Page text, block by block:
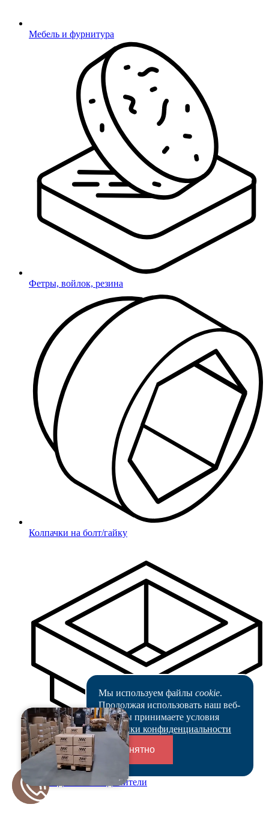
Мебель и фурнитура
Фетры, войлок, резина
Колпачки на болт/гайку
Переходники и соединители
Мы используем файлы cookie.
Продолжая использовать наш веб-
сайт, вы принимаете условия
Политики конфиденциальности
Понятно